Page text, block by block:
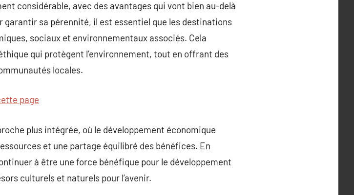
considérable, avec des avantages qui vont bien au-delà
sa pérennité, il est essentiel que les destinations
sociaux et environnementaux associés. Cela
qui protègent l’environnement, tout en offrant des
locales.
page
plus intégrée, où le développement économique
et une partage équilibré des bénéfices. En
à être une force bénéfique pour le développement
culturels et naturels pour l’avenir.